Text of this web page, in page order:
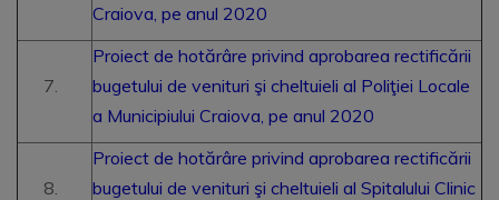
Craiova, pe anul 2020
Proiect de hotărâre privind aprobarea rectificării
bugetului de venituri şi cheltuieli al Poliţiei Locale
a Municipiului Craiova, pe anul 2020
Proiect de hotărâre privind aprobarea rectificării
bugetului de venituri şi cheltuieli al Spitalului Clinic